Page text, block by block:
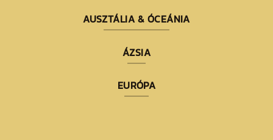
AUSZTÁLIA & ÓCEÁNIA
ÁZSIA
EURÓPA